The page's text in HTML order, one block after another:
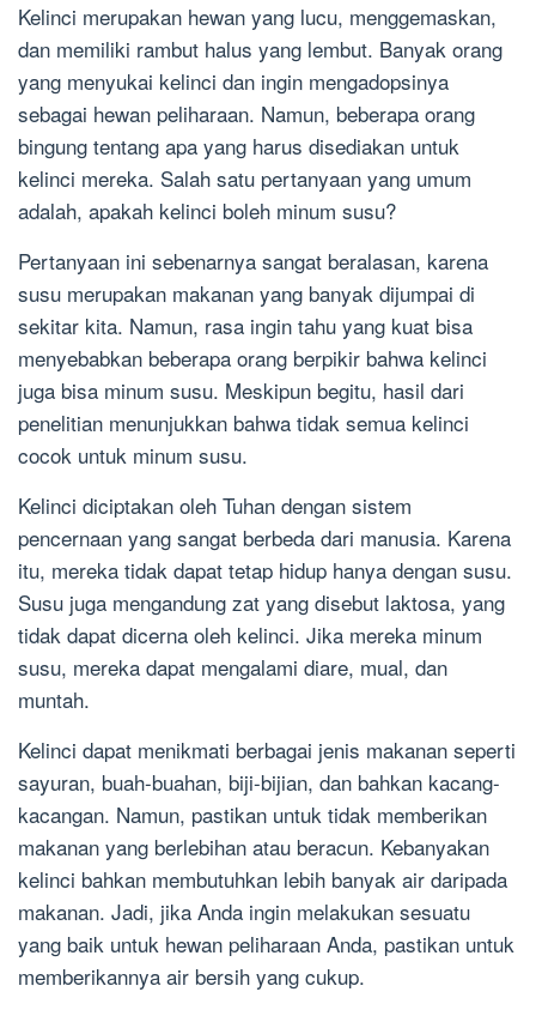
Kelinci merupakan hewan yang lucu, menggemaskan,
dan memiliki rambut halus yang lembut. Banyak orang
yang menyukai kelinci dan ingin mengadopsinya
sebagai hewan peliharaan. Namun, beberapa orang
bingung tentang apa yang harus disediakan untuk
kelinci mereka. Salah satu pertanyaan yang umum
adalah, apakah kelinci boleh minum susu?
Pertanyaan ini sebenarnya sangat beralasan, karena
susu merupakan makanan yang banyak dijumpai di
sekitar kita. Namun, rasa ingin tahu yang kuat bisa
menyebabkan beberapa orang berpikir bahwa kelinci
juga bisa minum susu. Meskipun begitu, hasil dari
penelitian menunjukkan bahwa tidak semua kelinci
cocok untuk minum susu.
Kelinci diciptakan oleh Tuhan dengan sistem
pencernaan yang sangat berbeda dari manusia. Karena
itu, mereka tidak dapat tetap hidup hanya dengan susu.
Susu juga mengandung zat yang disebut laktosa, yang
tidak dapat dicerna oleh kelinci. Jika mereka minum
susu, mereka dapat mengalami diare, mual, dan
muntah.
Kelinci dapat menikmati berbagai jenis makanan seperti
sayuran, buah-buahan, biji-bijian, dan bahkan kacang-
kacangan. Namun, pastikan untuk tidak memberikan
makanan yang berlebihan atau beracun. Kebanyakan
kelinci bahkan membutuhkan lebih banyak air daripada
makanan. Jadi, jika Anda ingin melakukan sesuatu
yang baik untuk hewan peliharaan Anda, pastikan untuk
memberikannya air bersih yang cukup.